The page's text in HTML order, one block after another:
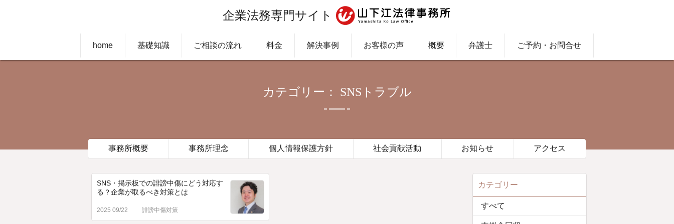
企業法務専門サイト
home 基礎知識 ご相談の流れ 料金 解決事例 お客様の声 概要 弁護士 ご予約・お問合せ
カテゴリー： SNSトラブル
SNS・掲示板での誹謗中傷にどう対応す
る？企業が取るべき対策とは
2025 09/22 誹謗中傷対策
事務所概要 事務所理念 個人情報保護方針 社会貢献活動 お知らせ アクセス
カテゴリー
すべて